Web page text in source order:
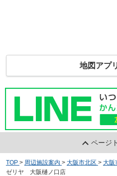
地図アプ
ページ
TOP > 周辺施設案内 > 大阪市北区 > 大阪
ゼリヤ 大阪樋ノ口店